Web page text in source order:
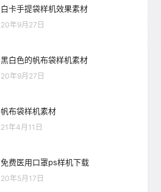
白卡手提袋样机效果素材
20年9月27日
黑白色的帆布袋样机素材
20年9月27日
帆布袋样机素材
21年4月11日
免费医用口罩ps样机下载
20年5月17日